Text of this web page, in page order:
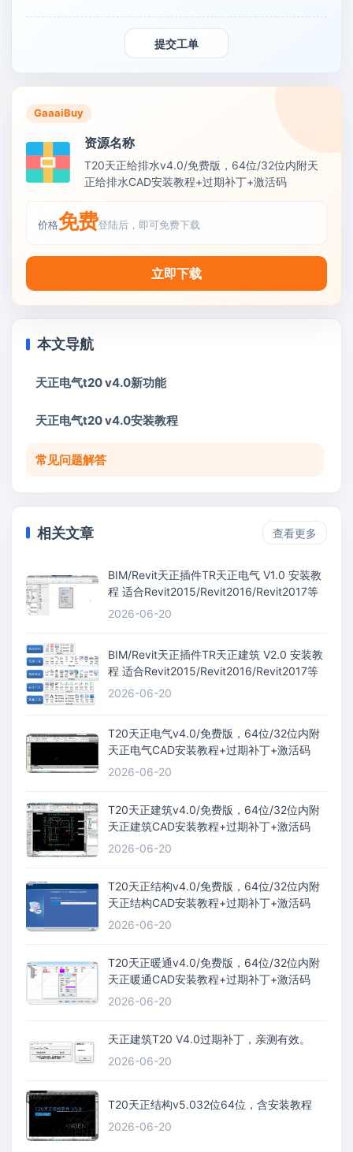
提交工单
GaaaiBuy
资源名称
T20天正给排水v4.0/免费版，64位/32位内附天
正给排水CAD安装教程+过期补丁+激活码
价格免费登陆后，即可免费下载
立即下载
本文导航
天正电气t20 v4.0新功能
天正电气t20 v4.0安装教程
常见问题解答
相关文章 查看更多
BIM/Revit天正插件TR天正电气 V1.0 安装教
程 适合Revit2015/Revit2016/Revit2017等
2026-06-20
BIM/Revit天正插件TR天正建筑 V2.0 安装教
程 适合Revit2015/Revit2016/Revit2017等
2026-06-20
T20天正电气v4.0/免费版，64位/32位内附
天正电气CAD安装教程+过期补丁+激活码
2026-06-20
T20天正建筑v4.0/免费版，64位/32位内附
天正建筑CAD安装教程+过期补丁+激活码
2026-06-20
T20天正结构v4.0/免费版，64位/32位内附
天正结构CAD安装教程+过期补丁+激活码
2026-06-20
T20天正暖通v4.0/免费版，64位/32位内附
天正暖通CAD安装教程+过期补丁+激活码
2026-06-20
天正建筑T20 V4.0过期补丁，亲测有效。
2026-06-20
T20天正结构v5.032位64位，含安装教程
2026-06-20